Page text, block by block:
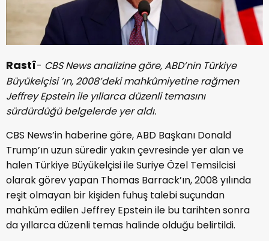
Rastî- CBS News analizine göre, ABD’nin Türkiye
Büyükelçisi ’ın, 2008’deki mahkûmiyetine rağmen
Jeffrey Epstein ile yıllarca düzenli temasını
sürdürdüğü belgelerde yer aldı.
CBS News’in haberine göre, ABD Başkanı Donald
Trump’ın uzun süredir yakın çevresinde yer alan ve
halen Türkiye Büyükelçisi ile Suriye Özel Temsilcisi
olarak görev yapan Thomas Barrack’ın, 2008 yılında
reşit olmayan bir kişiden fuhuş talebi suçundan
mahkûm edilen Jeffrey Epstein ile bu tarihten sonra
da yıllarca düzenli temas halinde olduğu belirtildi.